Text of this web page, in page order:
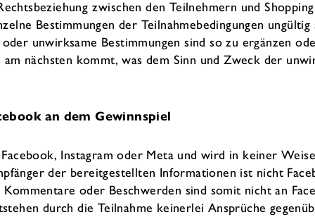
zwischen den Teilnehmern und
Bestimmungen der Teilnahmebedingungen
unwirksame Bestimmungen sind so zu ergänzen
nächsten kommt, was dem Sinn und Zweck der
an dem Gewinnspiel
Instagram oder Meta und wird in keiner
der bereitgestellten Informationen ist nicht
oder Beschwerden sind somit nicht an
durch die Teilnahme keinerlei Ansprüche